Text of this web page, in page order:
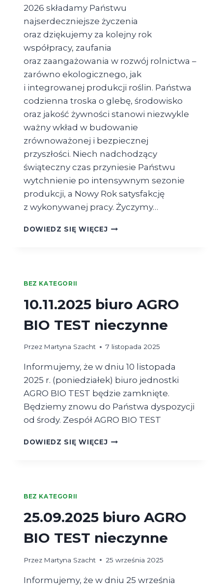
2026 składamy Państwu
najserdeczniejsze życzenia
oraz dziękujemy za kolejny rok
współpracy, zaufania
oraz zaangażowania w rozwój rolnictwa –
zarówno ekologicznego, jak
i integrowanej produkcji roślin. Państwa
codzienna troska o glebę, środowisko
oraz jakość żywności stanowi niezwykle
ważny wkład w budowanie
zrównoważonej i bezpiecznej
przyszłości. Niech nadchodzący
świąteczny czas przyniesie Państwu
wytchnienie po intensywnym sezonie
produkcji, a Nowy Rok satysfakcję
z wykonywanej pracy. Życzymy…
DOWIEDZ SIĘ WIĘCEJŻYCZENIA
BEZ KATEGORII
10.11.2025 biuro AGRO
BIO TEST nieczynne
Przez Martyna Szacht 7 listopada 2025
Informujemy, że w dniu 10 listopada
2025 r. (poniedziałek) biuro jednostki
AGRO BIO TEST będzie zamknięte.
Będziemy znowu do Państwa dyspozycji
od środy. Zespół AGRO BIO TEST
DOWIEDZ SIĘ WIĘCEJ10.11.2025
BEZ KATEGORII
25.09.2025 biuro AGRO
BIO TEST nieczynne
Przez Martyna Szacht 25 września 2025
Informujemy, że w dniu 25 września